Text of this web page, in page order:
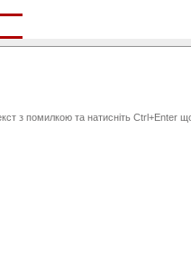
з помилкою та натисніть Ctrl+Enter